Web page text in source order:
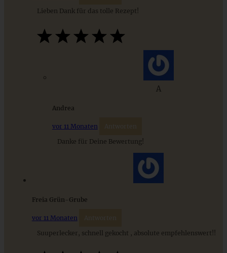
Fruchtige Gazpacho mit Erdbeeren
& Gemüse der Saison
Lieben Dank für das tolle Rezept!
A
Andrea
vor 11 Monaten Antworten
Danke für Deine Bewertung!
Freia Grün-Grube
vor 11 Monaten Antworten
Suuperlecker, schnell gekocht , absolute empfehlenswert!!